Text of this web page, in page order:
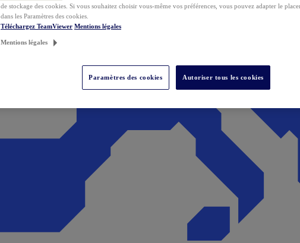
de stockage des cookies. Si vous souhaitez choisir vous-même vos préférences, vous pouvez adapter le
dans les Paramètres des cookies.
Téléchargez TeamViewer Mentions légales
Mentions légales
Paramètres des cookies Autoriser tous les cookies